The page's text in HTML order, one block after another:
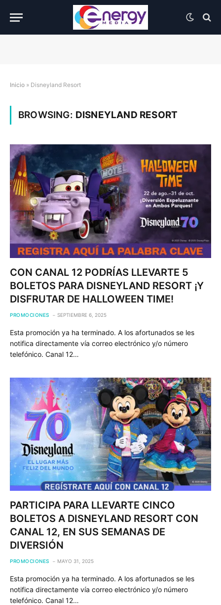
Inicio » Disneyland Resort
BROWSING: DISNEYLAND RESORT
CON CANAL 12 PODRÍAS LLEVARTE 5
BOLETOS PARA DISNEYLAND RESORT ¡Y
DISFRUTAR DE HALLOWEEN TIME!
PROMOCIONES SEPTIEMBRE 6, 2025
Esta promoción ya ha terminado. A los afortunados se les
notifica directamente vía correo electrónico y/o número
telefónico. Canal 12…
PARTICIPA PARA LLEVARTE CINCO
BOLETOS A DISNEYLAND RESORT CON
CANAL 12, EN SUS SEMANAS DE
DIVERSIÓN
PROMOCIONES MAYO 31, 2025
Esta promoción ya ha terminado. A los afortunados se les
notifica directamente vía correo electrónico y/o número
telefónico. Canal 12…